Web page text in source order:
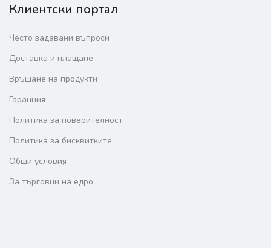
Клиентски портал
Често задавани въпроси
Доставка и плащане
Връщане на продукти
Гаранция
Политика за поверителност
Политика за бисквитките
Общи условия
За търговци на едро